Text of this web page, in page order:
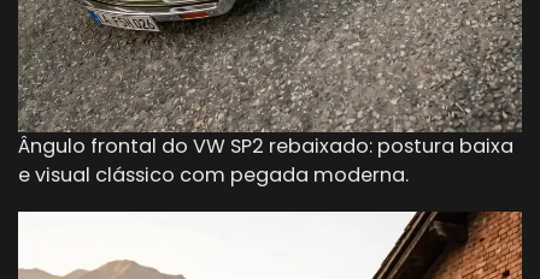
Ângulo frontal do VW SP2 rebaixado: postura baixa
e visual clássico com pegada moderna.